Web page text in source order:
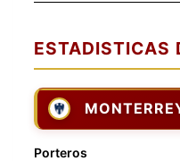
ESTADISTICAS
Porteros